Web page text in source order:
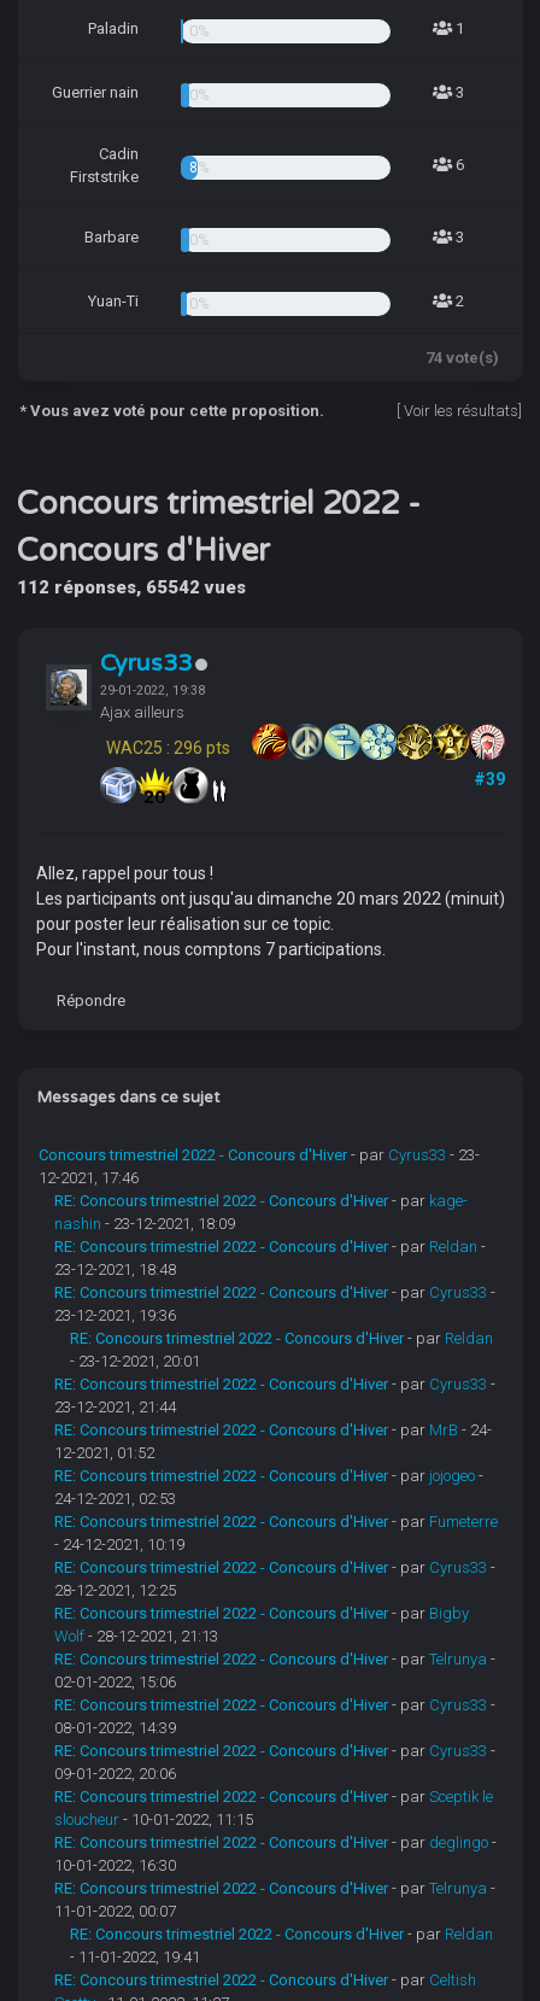
Paladin 1.35% 1
Guerrier nain 4.05% 3
Cadin
Firststrike
8.11% 6
Barbare 4.05% 3
Yuan-Ti 2.70% 2
74 vote(s)
* Vous avez voté pour cette proposition. Voir les résultats
Concours trimestriel 2022 -
Concours d'Hiver
112 réponses, 65542 vues
Cyrus33
29-01-2022, 19:38
Ajax ailleurs
WAC25 : 296 pts
#39
Allez, rappel pour tous !
Les participants ont jusqu'au dimanche 20 mars 2022 (minuit)
pour poster leur réalisation sur ce topic.
Pour l'instant, nous comptons 7 participations.
Répondre
Messages dans ce sujet
Concours trimestriel 2022 - Concours d'Hiver - par Cyrus33 - 23-
12-2021, 17:46
RE: Concours trimestriel 2022 - Concours d'Hiver - par kage-
nashin - 23-12-2021, 18:09
RE: Concours trimestriel 2022 - Concours d'Hiver - par Reldan -
23-12-2021, 18:48
RE: Concours trimestriel 2022 - Concours d'Hiver - par Cyrus33 -
23-12-2021, 19:36
RE: Concours trimestriel 2022 - Concours d'Hiver - par Reldan
- 23-12-2021, 20:01
RE: Concours trimestriel 2022 - Concours d'Hiver - par Cyrus33 -
23-12-2021, 21:44
RE: Concours trimestriel 2022 - Concours d'Hiver - par MrB - 24-
12-2021, 01:52
RE: Concours trimestriel 2022 - Concours d'Hiver - par jojogeo -
24-12-2021, 02:53
RE: Concours trimestriel 2022 - Concours d'Hiver - par Fumeterre
- 24-12-2021, 10:19
RE: Concours trimestriel 2022 - Concours d'Hiver - par Cyrus33 -
28-12-2021, 12:25
RE: Concours trimestriel 2022 - Concours d'Hiver - par Bigby
Wolf - 28-12-2021, 21:13
RE: Concours trimestriel 2022 - Concours d'Hiver - parTelrunya -
02-01-2022, 15:06
RE: Concours trimestriel 2022 - Concours d'Hiver - par Cyrus33 -
08-01-2022, 14:39
RE: Concours trimestriel 2022 - Concours d'Hiver - par Cyrus33 -
09-01-2022, 20:06
RE: Concours trimestriel 2022 - Concours d'Hiver - parSceptik le
sloucheur - 10-01-2022, 11:15
RE: Concours trimestriel 2022 - Concours d'Hiver - par deglingo -
10-01-2022, 16:30
RE: Concours trimestriel 2022 - Concours d'Hiver - parTelrunya -
11-01-2022, 00:07
RE: Concours trimestriel 2022 - Concours d'Hiver - par Reldan
- 11-01-2022, 19:41
RE: Concours trimestriel 2022 - Concours d'Hiver - par Celtish